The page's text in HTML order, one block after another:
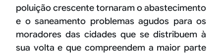
poluição crescente tornaram o abastecimento
e o saneamento problemas agudos para os
moradores das cidades que se distribuem à
sua volta e que compreendem a maior parte